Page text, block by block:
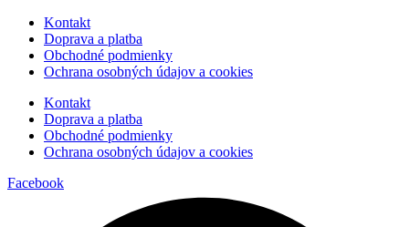
Kontakt
Doprava a platba
Obchodné podmienky
Ochrana osobných údajov a cookies
Kontakt
Doprava a platba
Obchodné podmienky
Ochrana osobných údajov a cookies
Facebook